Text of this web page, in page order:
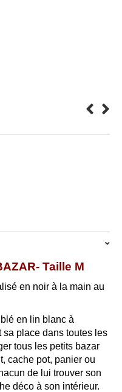
Taille M
en noir à la main au
en lin blanc à
sa place dans toutes les
tous les petits bazar
cache pot, panier ou
de lui trouver son
déco à son intérieur.